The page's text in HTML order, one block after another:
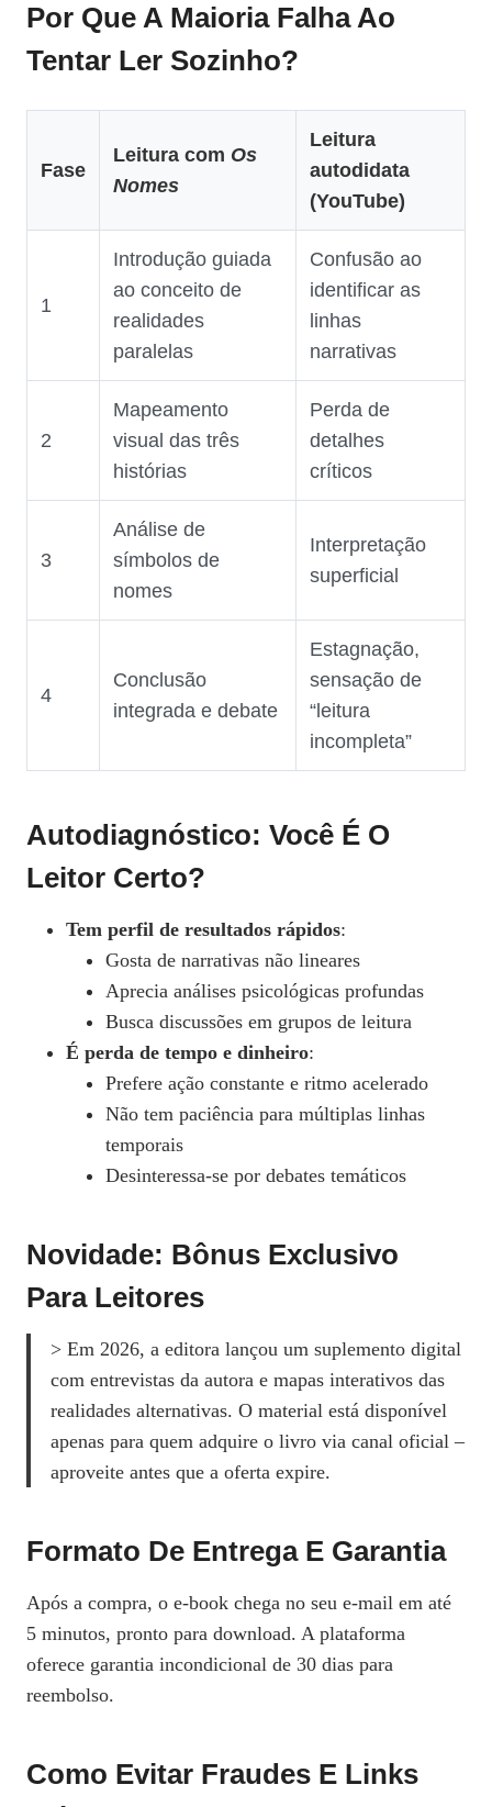
Por Que A Maioria Falha Ao
Tentar Ler Sozinho?
Fase
Leitura com Os
Nomes
Leitura
autodidata
(YouTube)
1
Introdução guiada
ao conceito de
realidades
paralelas
Confusão ao
identificar as
linhas
narrativas
2
Mapeamento
visual das três
histórias
Perda de
detalhes
críticos
3
Análise de
símbolos de
nomes
Interpretação
superficial
4
Conclusão
integrada e debate
Estagnação,
sensação de
“leitura
incompleta”
Autodiagnóstico: Você É O
Leitor Certo?
Tem perfil de resultados rápidos:
Gosta de narrativas não lineares
Aprecia análises psicológicas profundas
Busca discussões em grupos de leitura
É perda de tempo e dinheiro:
Prefere ação constante e ritmo acelerado
Não tem paciência para múltiplas linhas
temporais
Desinteressa‑se por debates temáticos
Novidade: Bônus Exclusivo
Para Leitores
> Em 2026, a editora lançou um suplemento digital
com entrevistas da autora e mapas interativos das
realidades alternativas. O material está disponível
apenas para quem adquire o livro via canal oficial –
aproveite antes que a oferta expire.
Formato De Entrega E Garantia
Após a compra, o e‑book chega no seu e‑mail em até
5 minutos, pronto para download. A plataforma
oferece garantia incondicional de 30 dias para
reembolso.
Como Evitar Fraudes E Links